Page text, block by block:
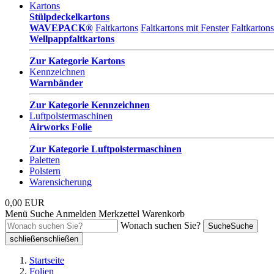
Kartons
Stülpdeckelkartons
WAVEPACK® Faltkartons Faltkartons mit Fenster
Wellpappfaltkartons
Zur Kategorie Kartons
Kennzeichnen
Warnbänder
Zur Kategorie Kennzeichnen
Luftpolstermaschinen
Airworks Folie
Zur Kategorie Luftpolstermaschinen
Paletten
Polstern
Warensicherung
0,00 EUR
Menü Suche Anmelden Merkzettel Warenkorb
Wonach suchen Sie?
SucheSuche
schließenschließen
Startseite
Folien